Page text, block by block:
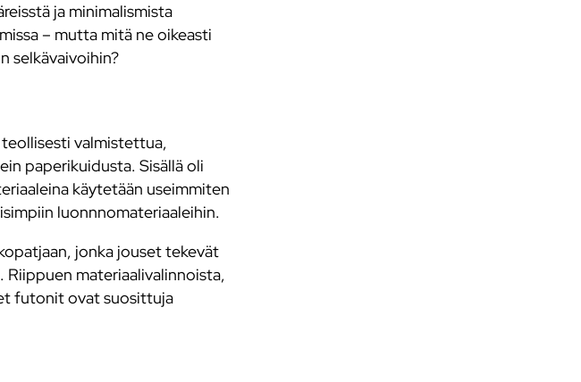
ja minimalismista
– mutta mitä ne oikeasti
selkävaivoihin?
valmistettua,
paperikuidusta. Sisällä oli
käytetään useimmiten
luonnnomateriaaleihin.
jonka jouset tekevät
materiaalivalinnoista,
futonit ovat suosittuja